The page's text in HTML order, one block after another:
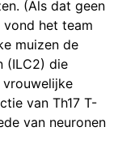
(Als dat geen
het team
muizen de
(ILC2) die
vrouwelijke
van Th17 T-
van neuronen